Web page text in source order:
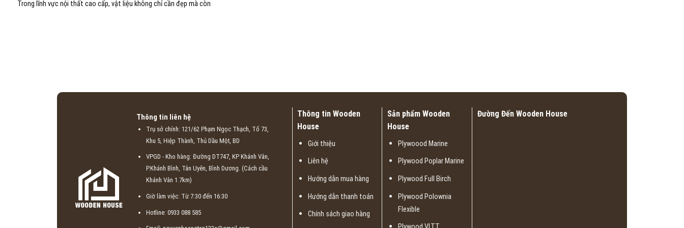
Trong lĩnh vực nội thất cao cấp, vật liệu không chỉ cần đẹp mà còn
Thông tin liên hệ
Trụ sở chính: 121/62 Phạm Ngọc Thạch, Tổ 73,
Khu 5, Hiệp Thành, Thủ Dầu Một, BD
VPGD - Kho hàng: Đường DT747, KP Khánh Vân,
P.Khánh Bình, Tân Uyên, Bình Dương. (Cách cầu
Khánh Vân 1.7km)
Giờ làm việc: Từ 7:30 đến 16:30
Hotline: 0933 088 585
Thông tin Wooden
House
Giới thiệu
Liên hệ
Hướng dẫn mua hàng
Hướng dẫn thanh toán
Chính sách giao hàng
Sản phẩm Wooden
House
Plywoood Marine
Plywood Poplar Marine
Plywood Full Birch
Plywood Polownia
Flexible
Đường Đến Wooden House